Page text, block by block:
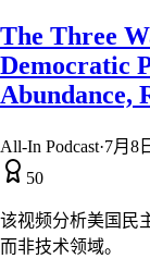
The Three
Democratic
Abundance,
All-In Podcast·7月8
50
该视频分析美国民
而非技术领域。